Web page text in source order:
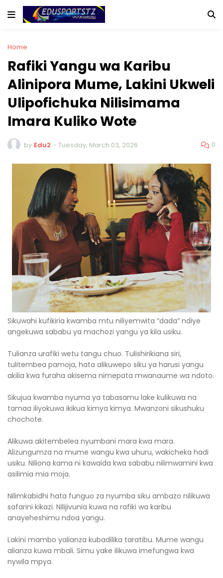
Home
Rafiki Yangu wa Karibu
Alinipora Mume, Lakini Ukweli
Ulipofichuka Nilisimama
Imara Kuliko Wote
by Edu2 - Tuesday, March 03, 2026 0
Sikuwahi kufikiria kwamba mtu niliyemwita “dada” ndiye
angekuwa sababu ya machozi yangu ya kila usiku.
Tulianza urafiki wetu tangu chuo. Tulishirikiana siri,
tulitembea pamoja, hata alikuwepo siku ya harusi yangu
akilia kwa furaha akisema nimepata mwanaume wa ndoto.
Sikujua kwamba nyuma ya tabasamu lake kulikuwa na
tamaa iliyokuwa ikikua kimya kimya. Mwanzoni sikushuku
chochote.
Alikuwa akitembelea nyumbani mara kwa mara.
Alizungumza na mume wangu kwa uhuru, wakicheka hadi
usiku. Niliona kama ni kawaida kwa sababu nilimwamini kwa
asilimia mia moja.
Nilimkabidhi hata funguo za nyumba siku ambazo nilikuwa
safarini kikazi. Nilijivunia kuwa na rafiki wa karibu
anayeheshimu ndoa yangu.
Lakini mambo yalianza kubadilika taratibu. Mume wangu
alianza kuwa mbali. Simu yake ilikuwa imefungwa kwa
nywila mpya.